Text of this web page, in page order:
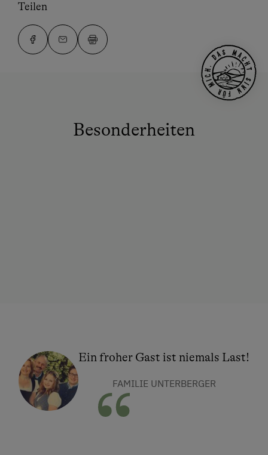
Teilen
Besonderheiten
Ein froher Gast ist niemals Last!
FAMILIE UNTERBERGER